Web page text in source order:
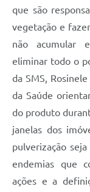
que são
vegetação e
não acumular
eliminar todo o
da SMS,
da Saúde
do produto
janelas dos
pulverização
endemias que
ações e a